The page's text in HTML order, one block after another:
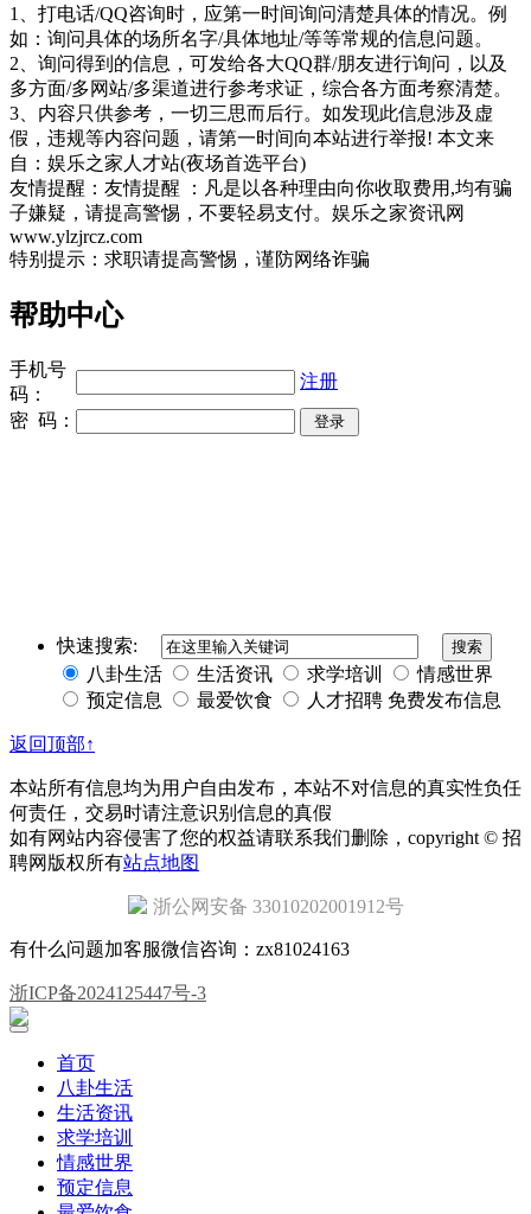
1、打电话/QQ咨询时，应第一时间询问清楚具体的情况。例
如：询问具体的场所名字/具体地址/等等常规的信息问题。
2、询问得到的信息，可发给各大QQ群/朋友进行询问，以及
多方面/多网站/多渠道进行参考求证，综合各方面考察清楚。
3、内容只供参考，一切三思而后行。如发现此信息涉及虚
假，违规等内容问题，请第一时间向本站进行举报! 本文来
自：娱乐之家人才站(夜场首选平台)
友情提醒：友情提醒 ：凡是以各种理由向你收取费用,均有骗
子嫌疑，请提高警惕，不要轻易支付。娱乐之家资讯网
www.ylzjrcz.com
特别提示：求职请提高警惕，谨防网络诈骗
帮助中心
手机号
码：
注册
密 码：
快速搜索:
八卦生活
生活资讯 求学培训
情感世界
预定信息
最爱饮食 人才招聘 免费发布信息
返回顶部↑
本站所有信息均为用户自由发布，本站不对信息的真实性负任
何责任，交易时请注意识别信息的真假
如有网站内容侵害了您的权益请联系我们删除，copyright © 招
聘网版权所有站点地图
浙公网安备 33010202001912号
有什么问题加客服微信咨询：zx81024163
浙ICP备2024125447号-3
首页
八卦生活
生活资讯
求学培训
情感世界
预定信息